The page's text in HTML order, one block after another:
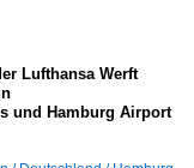
Lufthansa Werft
und Hamburg Airport